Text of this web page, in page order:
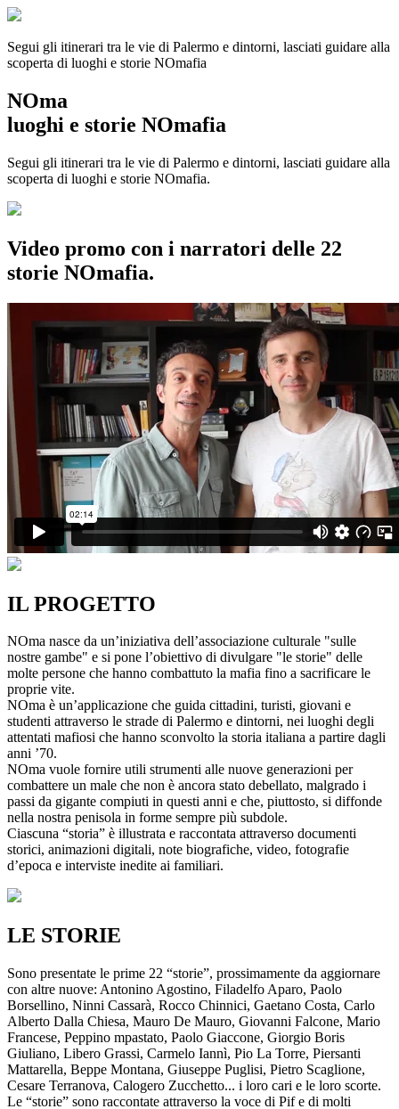
Segui gli itinerari tra le vie di Palermo e dintorni, lasciati guidare alla
scoperta di luoghi e storie NOmafia
NOma
luoghi e storie NOmafia
Segui gli itinerari tra le vie di Palermo e dintorni, lasciati guidare alla
scoperta di luoghi e storie NOmafia.
Video promo con i narratori delle 22
storie NOmafia.
IL PROGETTO
NOma nasce da un’iniziativa dell’associazione culturale "sulle
nostre gambe" e si pone l’obiettivo di divulgare "le storie" delle
molte persone che hanno combattuto la mafia fino a sacrificare le
proprie vite.
NOma è un’applicazione che guida cittadini, turisti, giovani e
studenti attraverso le strade di Palermo e dintorni, nei luoghi degli
attentati mafiosi che hanno sconvolto la storia italiana a partire dagli
anni ’70.
NOma vuole fornire utili strumenti alle nuove generazioni per
combattere un male che non è ancora stato debellato, malgrado i
passi da gigante compiuti in questi anni e che, piuttosto, si diffonde
nella nostra penisola in forme sempre più subdole.
Ciascuna “storia” è illustrata e raccontata attraverso documenti
storici, animazioni digitali, note biografiche, video, fotografie
d’epoca e interviste inedite ai familiari.
LE STORIE
Sono presentate le prime 22 “storie”, prossimamente da aggiornare
con altre nuove: Antonino Agostino, Filadelfo Aparo, Paolo
Borsellino, Ninni Cassarà, Rocco Chinnici, Gaetano Costa, Carlo
Alberto Dalla Chiesa, Mauro De Mauro, Giovanni Falcone, Mario
Francese, Peppino mpastato, Paolo Giaccone, Giorgio Boris
Giuliano, Libero Grassi, Carmelo Iannì, Pio La Torre, Piersanti
Mattarella, Beppe Montana, Giuseppe Puglisi, Pietro Scaglione,
Cesare Terranova, Calogero Zucchetto... i loro cari e le loro scorte.
Le “storie” sono raccontate attraverso la voce di Pif e di molti